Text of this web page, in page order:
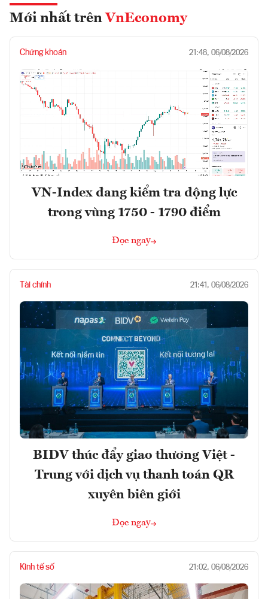
Mới nhất trên VnEconomy
Chứng khoán 21:48, 06/08/2026
VN-Index đang kiểm tra động lực
trong vùng 1750 - 1790 điểm
Đọc ngay
Tài chính 21:41, 06/08/2026
BIDV thúc đẩy giao thương Việt -
Trung với dịch vụ thanh toán QR
xuyên biên giới
Đọc ngay
Kinh tế số 21:02, 06/08/2026